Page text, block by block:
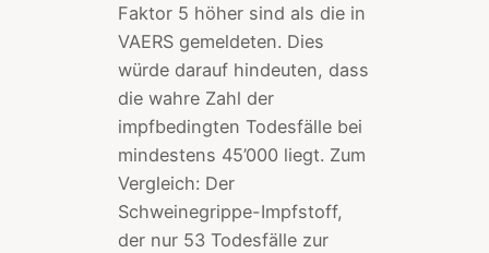
Faktor 5 höher sind als die in
VAERS gemeldeten. Dies
würde darauf hindeuten, dass
die wahre Zahl der
impfbedingten Todesfälle bei
mindestens 45’000 liegt. Zum
Vergleich: Der
Schweinegrippe-Impfstoff,
der nur 53 Todesfälle zur